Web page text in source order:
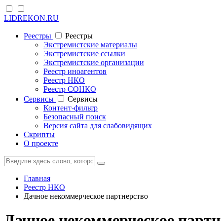
LIDREKON.RU
Реестры
Реестры
Экстремистские материалы
Экстремистские ссылки
Экстремистские организации
Реестр иноагентов
Реестр НКО
Реестр СОНКО
Cервисы
Cервисы
Контент-фильтр
Безопасный поиск
Версия сайта для слабовидящих
Скрипты
О проекте
Главная
Реестр НКО
Дачное некоммерческое партнерство